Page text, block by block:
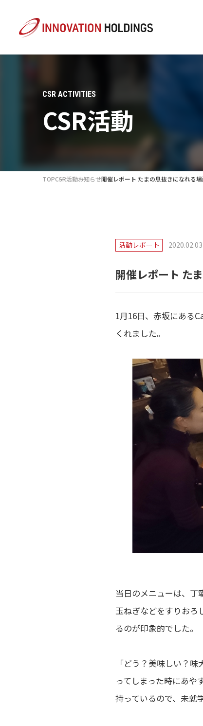
CSR ACTIVITIES
CSR活動
TOPCSR活動お知らせ開催レポート たまの息抜きになれる場
活動レポート 2020.02.03
開催レポート た
1月16日、赤坂にある
くれました。
当日のメニューは、丁
玉ねぎなどをすりおろ
るのが印象的でした。
「どう？美味しい？
ってしまった時にあや
持っているので、未就